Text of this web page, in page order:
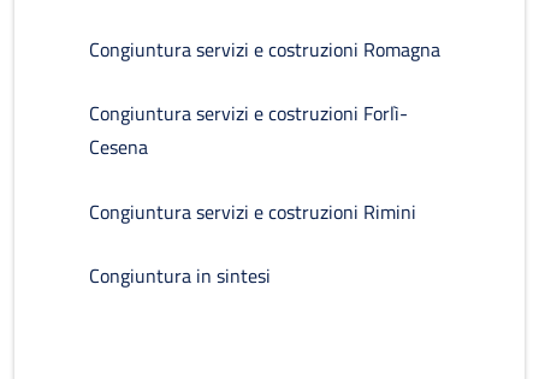
Congiuntura servizi e costruzioni Romagna
Congiuntura servizi e costruzioni Forlì-
Cesena
Congiuntura servizi e costruzioni Rimini
Congiuntura in sintesi